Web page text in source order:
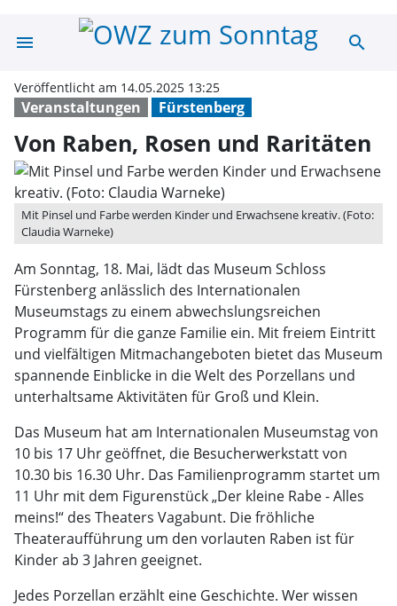
menu Von Raben,search
Veranstaltungen Fürstenberg
Veröffentlicht am 14.05.2025 13:25
Von Raben, Rosen und Raritäten
Mit Pinsel und Farbe werden Kinder und Erwachsene kreativ. (Foto:
Claudia Warneke)
Am Sonntag, 18. Mai, lädt das Museum Schloss
Fürstenberg anlässlich des Internationalen
Museumstags zu einem abwechslungsreichen
Programm für die ganze Familie ein. Mit freiem Eintritt
und vielfältigen Mitmachangeboten bietet das Museum
spannende Einblicke in die Welt des Porzellans und
unterhaltsame Aktivitäten für Groß und Klein.
Das Museum hat am Internationalen Museumstag von
10 bis 17 Uhr geöffnet, die Besucherwerkstatt von
10.30 bis 16.30 Uhr. Das Familienprogramm startet um
11 Uhr mit dem Figurenstück „Der kleine Rabe - Alles
meins!“ des Theaters Vagabunt. Die fröhliche
Theateraufführung um den vorlauten Raben ist für
Kinder ab 3 Jahren geeignet.
Jedes Porzellan erzählt eine Geschichte. Wer wissen